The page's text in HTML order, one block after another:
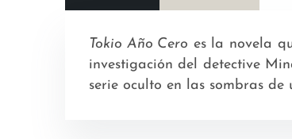
Tokio Año Cero es la novela
investigación del detective
serie oculto en las sombras de